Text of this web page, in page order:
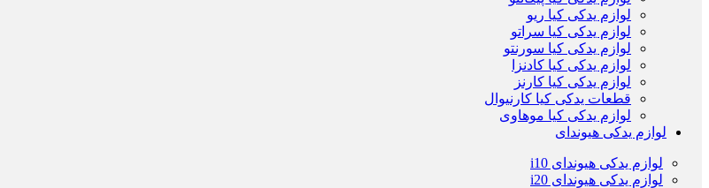
لوازم یدکی کیا ریو
لوازم یدکی کیا سراتو
لوازم یدکی کیا سورنتو
لوازم یدکی کیا کادنزا
لوازم یدکی کیا کارنز
قطعات یدکی کیا کارنیوال
لوازم یدکی کیا موهاوی
لوازم یدکی هیوندای
لوازم یدکی هیوندای i10
لوازم یدکی هیوندای i20